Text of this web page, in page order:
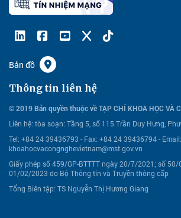
Bản đồ
Thông tin liên hệ
© 2019 Bản quyền thuộc về TẠP CHÍ KHOA HỌC VÀ
Liên hệ: tòa soạn: Tầng 5, số 115 Trần Duy Hưng,
Tel: +84 24 39436793 - Fax: +84 24 39436794 - Email:
khoahocvacongnghevietnam@mst.gov.vn
Giấy phép số 459/GP-BTTTT ngày 20/7/2021; số 50/
01/02/2023 do Bộ Thông tin và Truyền thông cấp
Tổng Biên tập: TS Nguyễn Thị Hương Giang